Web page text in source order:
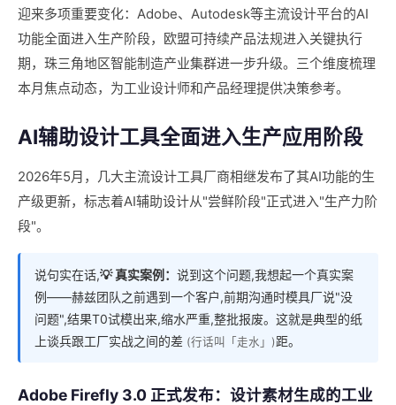
迎来多项重要变化：Adobe、Autodesk等主流设计平台的AI
功能全面进入生产阶段，欧盟可持续产品法规进入关键执行
期，珠三角地区智能制造产业集群进一步升级。三个维度梳理
本月焦点动态，为工业设计师和产品经理提供决策参考。
AI辅助设计工具全面进入生产应用阶段
2026年5月，几大主流设计工具厂商相继发布了其AI功能的生
产级更新，标志着AI辅助设计从"尝鲜阶段"正式进入"生产力阶
段"。
说句实在话,💡 真实案例： 说到这个问题,我想起一个真实案
例——赫兹团队之前遇到一个客户,前期沟通时模具厂说"没
问题",结果T0试模出来,缩水严重,整批报废。这就是典型的纸
上谈兵跟工厂实战之间的差 (行话叫「走水」)距。
Adobe Firefly 3.0 正式发布：设计素材生成的工业